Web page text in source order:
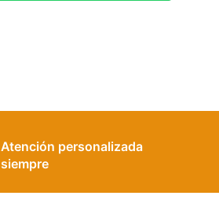
Atención personalizada
siempre